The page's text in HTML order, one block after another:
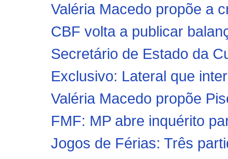
Valéria Macedo propõe a
CBF volta a publicar
Secretário de Estado da
Exclusivo: Lateral que
Valéria Macedo propõe
FMF: MP abre inquérito
Jogos de Férias: Três